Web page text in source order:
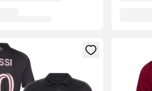
modált a bejelentkezéshez vagy aMegnyit